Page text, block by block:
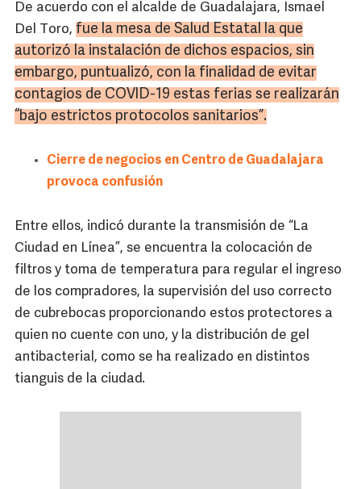
De acuerdo con el alcalde de Guadalajara, Ismael
Del Toro, fue la mesa de Salud Estatal la que
autorizó la instalación de dichos espacios, sin
embargo, puntualizó, con la finalidad de evitar
contagios de COVID-19 estas ferias se realizarán
“bajo estrictos protocolos sanitarios”.
Cierre de negocios en Centro de Guadalajara
provoca confusión
Entre ellos, indicó durante la transmisión de “La
Ciudad en Línea”, se encuentra la colocación de
filtros y toma de temperatura para regular el ingreso
de los compradores, la supervisión del uso correcto
de cubrebocas proporcionando estos protectores a
quien no cuente con uno, y la distribución de gel
antibacterial, como se ha realizado en distintos
tianguis de la ciudad.